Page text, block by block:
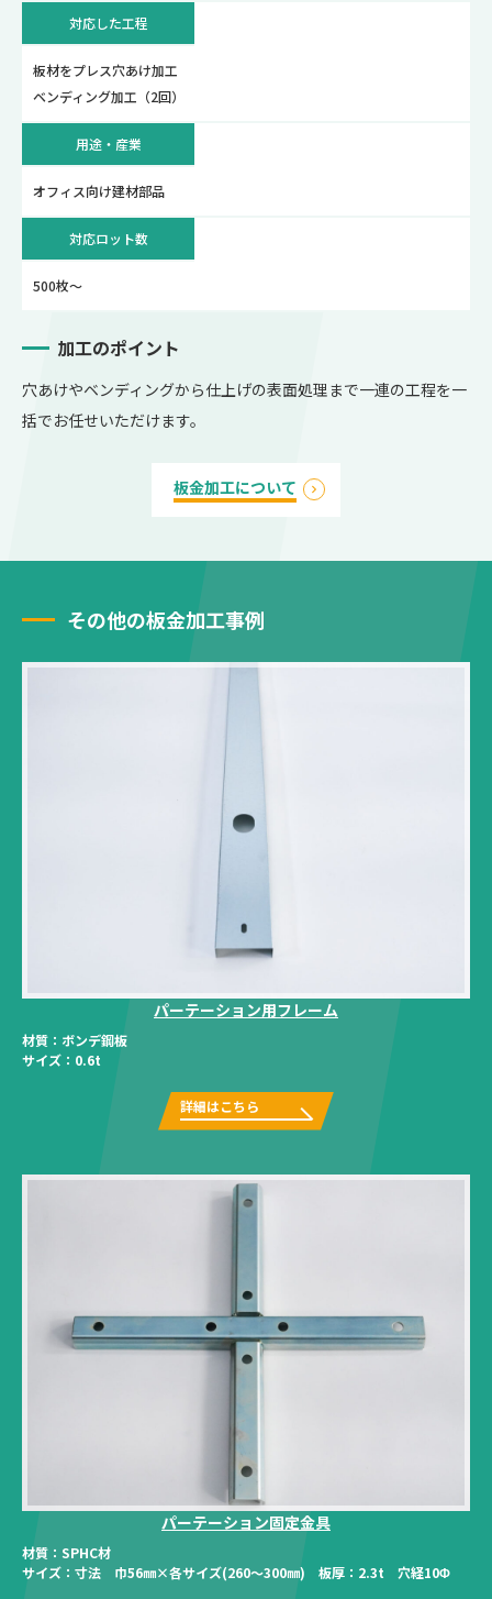
対応した工程
板材をプレス穴あけ加工
ベンディング加工（2回）
用途・産業
オフィス向け建材部品
対応ロット数
500枚～
加工のポイント
穴あけやベンディングから仕上げの表面処理まで一連の工程を一
括でお任せいただけます。
板金加工について
その他の板金加工事例
パーテーション用フレーム
材質： ボンデ鋼板
サイズ： 0.6t
詳細はこちら
パーテーション固定金具
材質： SPHC材
サイズ： 寸法 巾56㎜×各サイズ(260～300㎜) 板厚：2.3t 穴経10Φ